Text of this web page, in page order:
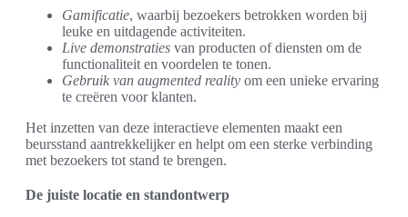
Gamificatie, waarbij bezoekers betrokken worden bij
leuke en uitdagende activiteiten.
Live demonstraties van producten of diensten om de
functionaliteit en voordelen te tonen.
Gebruik van augmented reality om een unieke ervaring
te creëren voor klanten.
Het inzetten van deze interactieve elementen maakt een
beursstand aantrekkelijker en helpt om een sterke verbinding
met bezoekers tot stand te brengen.
De juiste locatie en standontwerp